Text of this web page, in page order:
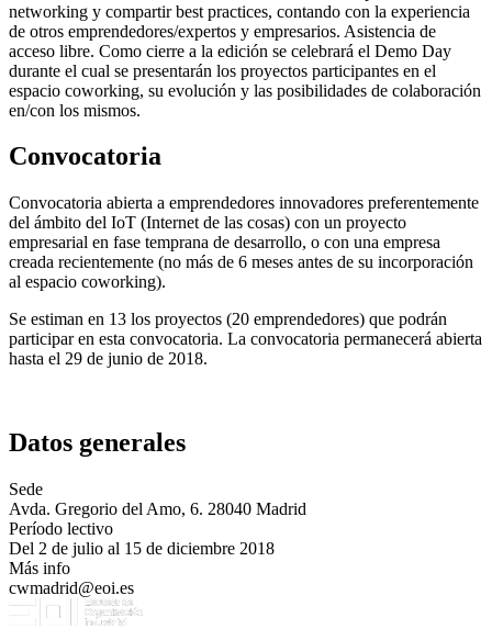
networking y compartir best practices, contando con la experiencia
de otros emprendedores/expertos y empresarios. Asistencia de
acceso libre. Como cierre a la edición se celebrará el Demo Day
durante el cual se presentarán los proyectos participantes en el
espacio coworking, su evolución y las posibilidades de colaboración
en/con los mismos.
Convocatoria
Convocatoria abierta a emprendedores innovadores preferentemente
del ámbito del IoT (Internet de las cosas) con un proyecto
empresarial en fase temprana de desarrollo, o con una empresa
creada recientemente (no más de 6 meses antes de su incorporación
al espacio coworking).
Se estiman en 13 los proyectos (20 emprendedores) que podrán
participar en esta convocatoria. La convocatoria permanecerá abierta
hasta el 29 de junio de 2018.
Datos generales
Sede
Avda. Gregorio del Amo, 6. 28040 Madrid
Período lectivo
Del 2 de julio al 15 de diciembre 2018
Más info
cwmadrid@eoi.es